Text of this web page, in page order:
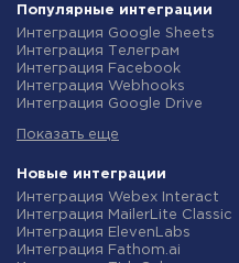
Популярные интеграции
Интеграция Google Sheets
Интеграция Телеграм
Интеграция Facebook
Интеграция Webhooks
Интеграция Google Drive
Интеграция Gmail
Интеграция Новая Почта
Интеграция Binotel
Интеграция OpenAI (ChatGPT)
Интеграция Prom
Интеграция Приват24
Показать еще
Новые интеграции
Интеграция Webex Interact
Интеграция MailerLite Classic
Интеграция ElevenLabs
Интеграция Fathom.ai